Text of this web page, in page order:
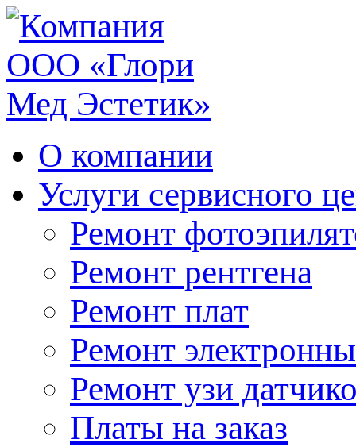
О компании
Услуги сервисного
Ремонт
Ремонт рентгена
Ремонт плат
Ремонт
Ремонт узи
Платы на заказ